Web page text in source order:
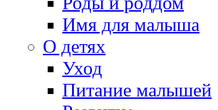
Имя для малыша
О детях
Уход
Питание малышей